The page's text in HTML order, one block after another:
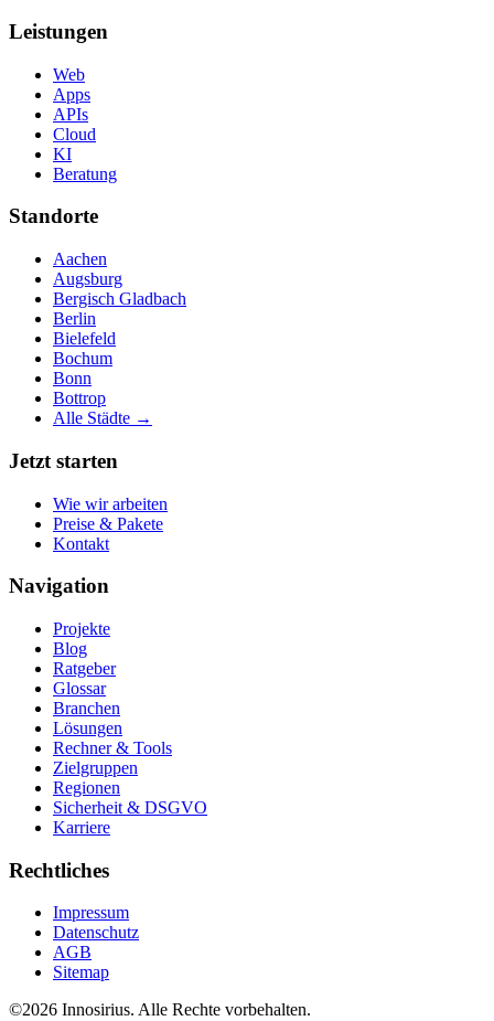
Leistungen
Web
Apps
APIs
Cloud
KI
Beratung
Standorte
Aachen
Augsburg
Bergisch Gladbach
Berlin
Bielefeld
Bochum
Bonn
Bottrop
Alle Städte →
Jetzt starten
Wie wir arbeiten
Preise & Pakete
Kontakt
Navigation
Projekte
Blog
Ratgeber
Glossar
Branchen
Lösungen
Rechner & Tools
Zielgruppen
Regionen
Sicherheit & DSGVO
Karriere
Rechtliches
Impressum
Datenschutz
AGB
Sitemap
©2026 Innosirius. Alle Rechte vorbehalten.